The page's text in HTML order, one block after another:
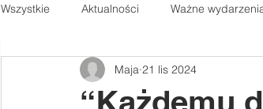
Wszystkie Aktualności Ważne
Samorząd Uczniowski Rada Rodziców
“Każdemu
Maja 21 lis 2024